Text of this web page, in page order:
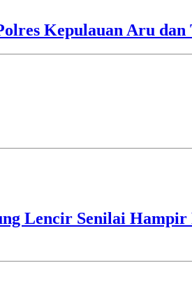
Kepulauan Aru
Lencir Senilai